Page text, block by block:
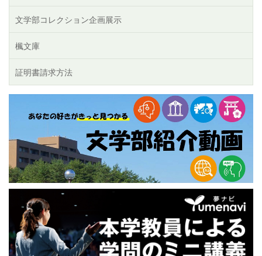
文学部コレクション企画展示
楓文庫
証明書請求方法